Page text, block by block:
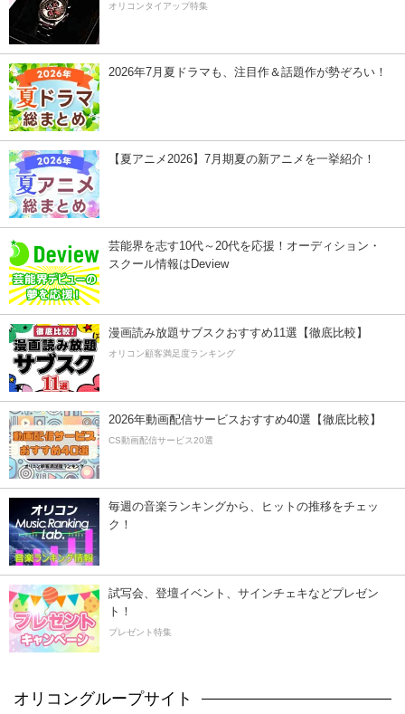
オリコンタイアップ特集
2026年7月夏ドラマも、注目作＆話題作が勢ぞろい！
【夏アニメ2026】7月期夏の新アニメを一挙紹介！
芸能界を志す10代～20代を応援！オーディション・
スクール情報はDeview
漫画読み放題サブスクおすすめ11選【徹底比較】
オリコン顧客満足度ランキング
2026年動画配信サービスおすすめ40選【徹底比較】
CS動画配信サービス20選
毎週の音楽ランキングから、ヒットの推移をチェッ
ク！
試写会、登壇イベント、サインチェキなどプレゼン
ト！
プレゼント特集
オリコングループサイト